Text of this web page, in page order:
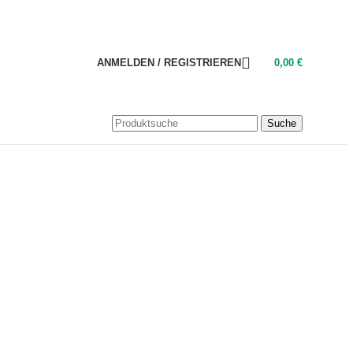
ANMELDEN / REGISTRIEREN 0,00 €
Suche